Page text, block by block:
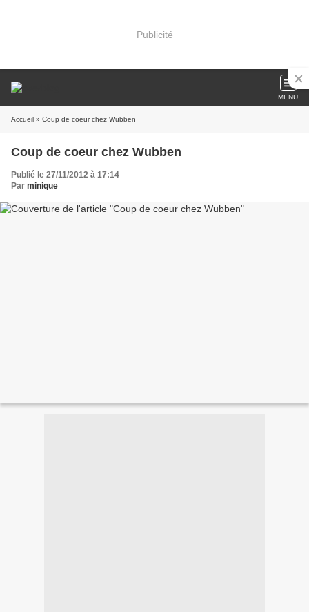
Publicité
MENU
Accueil » Coup de coeur chez Wubben
Coup de coeur chez Wubben
Publié le 27/11/2012 à 17:14
Par minique